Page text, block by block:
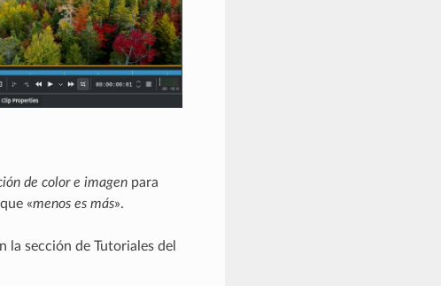
de color e imagenpara
«menos es más».
la sección de Tutoriales del